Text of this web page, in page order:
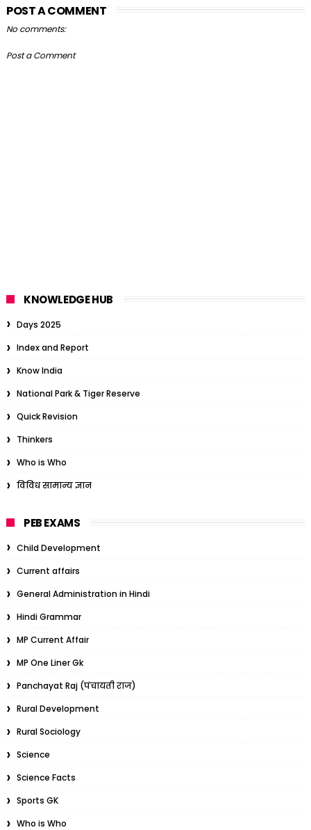
POST A COMMENT
No comments:
Post a Comment
KNOWLEDGE HUB
Days 2025
Index and Report
Know India
National Park & Tiger Reserve
Quick Revision
Thinkers
Who is Who
विविध सामान्य ज्ञान
PEB EXAMS
Child Development
Current affairs
General Administration in Hindi
Hindi Grammar
MP Current Affair
MP One Liner Gk
Panchayat Raj (पंचायती राज)
Rural Development
Rural Sociology
Science
Science Facts
Sports GK
Who is Who